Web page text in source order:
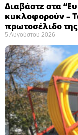
Διαβάστε στα
κυκλοφορούν –
πρωτοσέλιδο
5 Αυγούστου 2026